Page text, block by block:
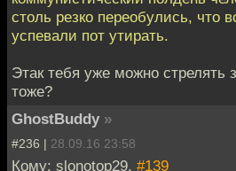
столь резко переобулись, что
успевали пот утирать.
Этак тебя уже можно стрелять
тоже?
GhostBuddy »
#236 | 28.09.16 23:58
Кому: slonotop29, #139